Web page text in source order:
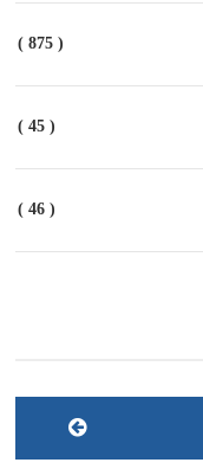
( 875 )
( 45 )
( 46 )